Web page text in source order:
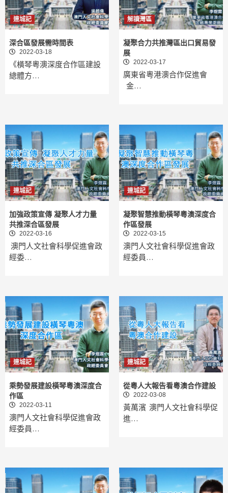
連城記
深合區發展需時間表
2022-03-18
《橫琴粵澳深度合作區建設
總體方…
解讀灣區
凝聚合力共推灣區出口貿易發
展
2022-03-17
廣東省粵港澳合作促進會
金…
連城記
加強政策宣傳 凝聚人才力量
共推深合區發展
2022-03-16
澳門人文社會科學促進會政
經委…
連城記
凝聚智慧推動橫琴粵澳深度合
作區發展
2022-03-15
澳門人文社會科學促進會政
經委員…
連城記
乘勢發展建設橫琴粵澳深度合
作區
2022-03-11
澳門人文社會科學促進會政
經委員…
連城記
從粵人大報告看粵澳合作建設
2022-03-08
黃萬濱 澳門人文社會科學促
進…